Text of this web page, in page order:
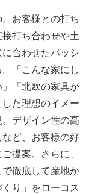
お客様との打ち
打ち合わせや土
合わせたパッシ
「こんな家にし
「北欧の家具が
た理想のイメー
デザイン性の高
ど、お客様の好
提案。さらに、
徹底して産地か
り」をローコス